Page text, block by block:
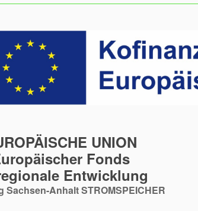
UNION
Fonds
Entwicklung
Sachsen-Anhalt STROMSPEICHER